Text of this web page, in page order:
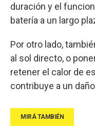
duración y el
batería a un largo
Por otro lado,
al sol directo, o
retener el calor de
contribuye a un